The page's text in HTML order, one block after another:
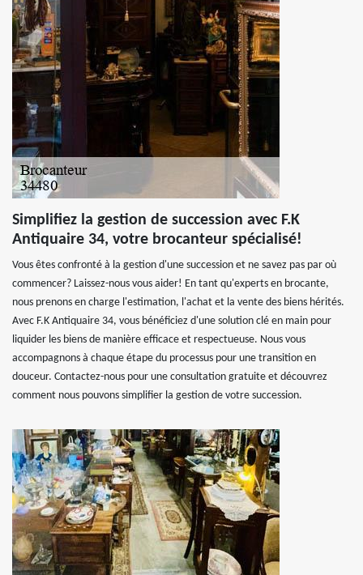
Simplifiez la gestion de succession avec F.K
Antiquaire 34, votre brocanteur spécialisé!
Vous êtes confronté à la gestion d'une succession et ne savez pas par où
commencer? Laissez-nous vous aider! En tant qu'experts en brocante,
nous prenons en charge l'estimation, l'achat et la vente des biens hérités.
Avec F.K Antiquaire 34, vous bénéficiez d'une solution clé en main pour
liquider les biens de manière efficace et respectueuse. Nous vous
accompagnons à chaque étape du processus pour une transition en
douceur. Contactez-nous pour une consultation gratuite et découvrez
comment nous pouvons simplifier la gestion de votre succession.